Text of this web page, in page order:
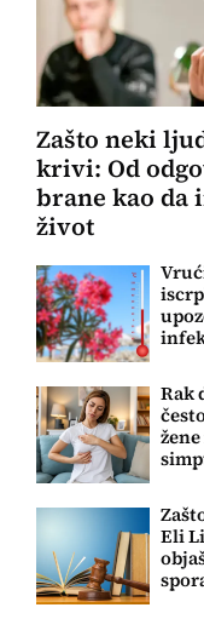
Zašto neki
krivi: Od
brane kao da
život
Rak
Eli